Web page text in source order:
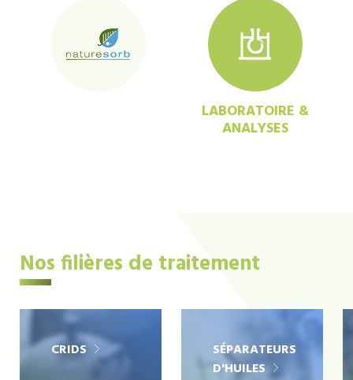
LABORATOIRE &
ANALYSES
Nos filières de traitement
CRIDS
SÉPARATEURS
D'HUILES